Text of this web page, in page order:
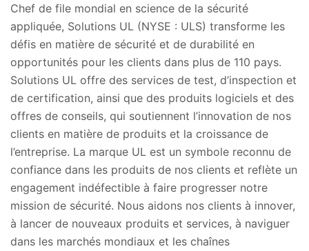
Chef de file mondial en science de la sécurité
appliquée, Solutions UL (NYSE : ULS) transforme les
défis en matière de sécurité et de durabilité en
opportunités pour les clients dans plus de 110 pays.
Solutions UL offre des services de test, d’inspection et
de certification, ainsi que des produits logiciels et des
offres de conseils, qui soutiennent l’innovation de nos
clients en matière de produits et la croissance de
l’entreprise. La marque UL est un symbole reconnu de
confiance dans les produits de nos clients et reflète un
engagement indéfectible à faire progresser notre
mission de sécurité. Nous aidons nos clients à innover,
à lancer de nouveaux produits et services, à naviguer
dans les marchés mondiaux et les chaînes